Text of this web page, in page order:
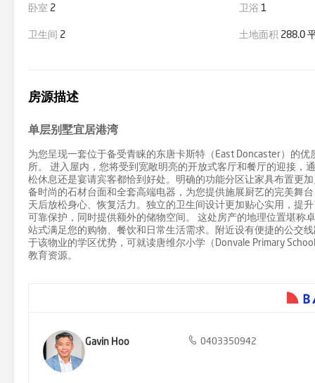
卧室 2 卫浴 1
卫生间 2 土地面积 288.0
房源描述
单层别墅宜居港湾
为您呈现一套位于备受青睐的东唐卡斯特（East Doncaster）的
所。 进入屋内，您将受到宽敞明亮的开放式客厅和餐厅的迎接，
松休息还是宴请宾客都恰到好处。明确的功能分区让家具布置更
备时尚的石材台面和全套高端电器，为您提供施展厨艺的完美舞
天后放松身心、恢复活力。独立的卫生间设计更加贴心实用，提
可靠保护，同时提供额外的储物空间。 这处房产的地理位置堪称
站式满足您的购物、餐饮和日常生活需求。附近设有便捷的公交
于该物业的学区优势，可就读唐维尔小学（Donvale Primary
教育资源。
Gavin Hoo 0403350942